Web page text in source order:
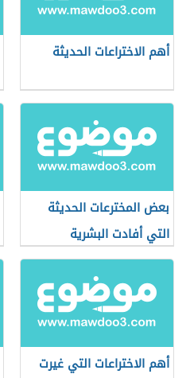
أهم الاختراعات الحديثة
بعض المخترعات الحديثة
التي أفادت البشرية
أهم الاختراعات التي غيرت